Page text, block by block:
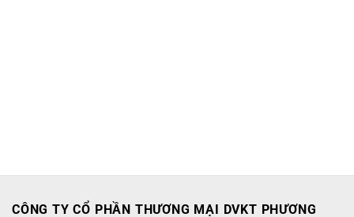
CÔNG TY CỔ PHẦN THƯƠNG MẠI DVKT PHƯƠNG